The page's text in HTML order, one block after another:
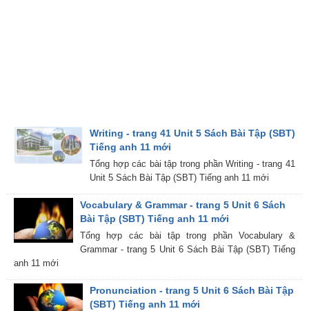
Writing - trang 41 Unit 5 Sách Bài Tập (SBT)
Tiếng anh 11 mới
Tổng hợp các bài tập trong phần Writing - trang 41
Unit 5 Sách Bài Tập (SBT) Tiếng anh 11 mới
Vocabulary & Grammar - trang 5 Unit 6 Sách
Bài Tập (SBT) Tiếng anh 11 mới
Tổng hợp các bài tập trong phần Vocabulary &
Grammar - trang 5 Unit 6 Sách Bài Tập (SBT) Tiếng
anh 11 mới
Pronunciation - trang 5 Unit 6 Sách Bài Tập
(SBT) Tiếng anh 11 mới